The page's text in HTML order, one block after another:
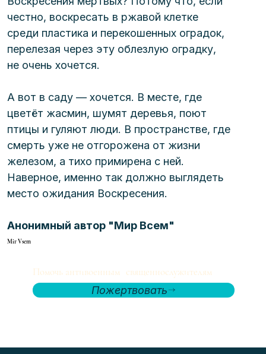
честно, воскресать в ржавой клетке
среди пластика и перекошенных оградок,
перелезая через эту облезлую оградку,
не очень хочется.
А вот в саду — хочется. В месте, где
цветёт жасмин, шумят деревья, поют
птицы и гуляют люди. В пространстве, где
смерть уже не отгорожена от жизни
железом, а тихо примирена с ней.
Наверное, именно так должно выглядеть
место ожидания Воскресения.
Анонимный автор "Мир Всем"
Mir Vsem
Помочь антивоенным священнослужителям
Пожертвовать